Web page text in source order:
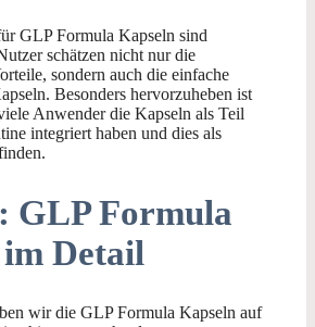
GLP Formula Kapseln sind
schätzen nicht nur die
sondern auch die einfache
Besonders hervorzuheben ist
Anwender die Kapseln als Teil
integriert haben und dies als
GLP Formula
Detail
wir die GLP Formula Kapseln auf